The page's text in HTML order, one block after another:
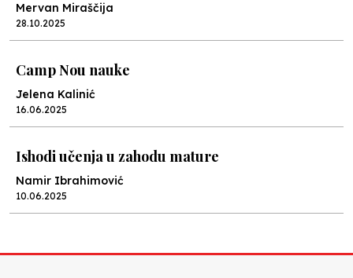
Mervan Miraščija
28.10.2025
Camp Nou nauke
Jelena Kalinić
16.06.2025
Ishodi učenja u zahodu mature
Namir Ibrahimović
10.06.2025